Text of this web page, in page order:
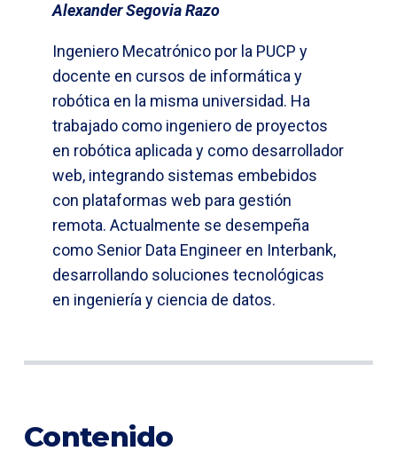
Alexander Segovia Razo
Ingeniero Mecatrónico por la PUCP y
docente en cursos de informática y
robótica en la misma universidad. Ha
trabajado como ingeniero de proyectos
en robótica aplicada y como desarrollador
web, integrando sistemas embebidos
con plataformas web para gestión
remota. Actualmente se desempeña
como Senior Data Engineer en Interbank,
desarrollando soluciones tecnológicas
en ingeniería y ciencia de datos.
Contenido